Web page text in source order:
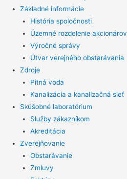
Základné informácie
História spoločnosti
Územné rozdelenie akcionárov
Výročné správy
Útvar verejného obstarávania
Zdroje
Pitná voda
Kanalizácia a kanalizačná sieť
Skúšobné laboratórium
Služby zákazníkom
Akreditácia
Zverejňovanie
Obstarávanie
Zmluvy